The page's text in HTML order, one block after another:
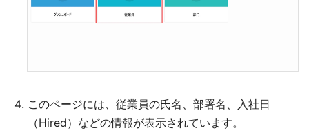
このページには、従業員の氏名、部署名、入社日
（Hired）などの情報が表示されています。